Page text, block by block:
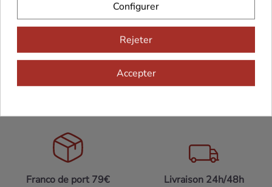
Franco de port 79€ Livraison 24h/48h
Configurer
Rejeter
Accepter